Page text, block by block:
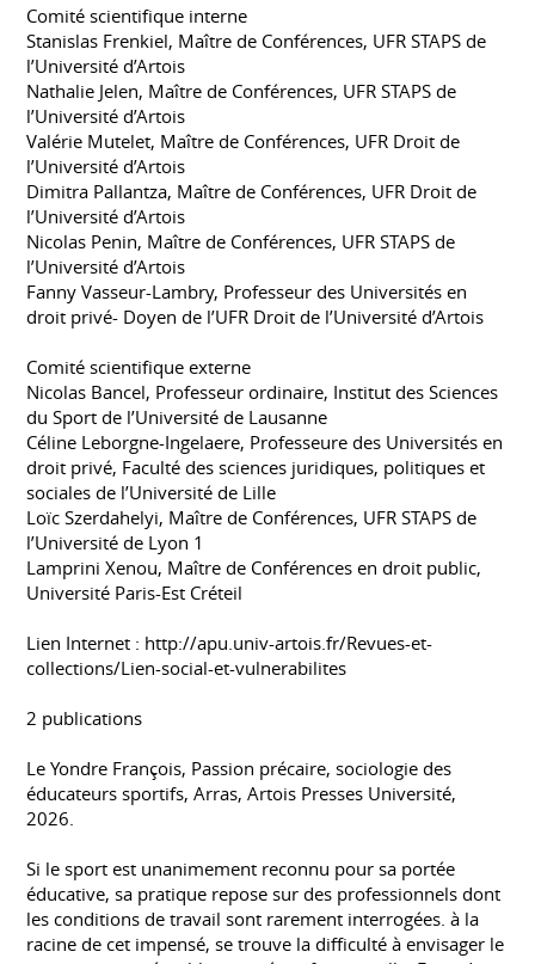
Comité scientifique interne
Stanislas Frenkiel, Maître de Conférences, UFR STAPS de
l’Université d’Artois
Nathalie Jelen, Maître de Conférences, UFR STAPS de
l’Université d’Artois
Valérie Mutelet, Maître de Conférences, UFR Droit de
l’Université d’Artois
Dimitra Pallantza, Maître de Conférences, UFR Droit de
l’Université d’Artois
Nicolas Penin, Maître de Conférences, UFR STAPS de
l’Université d’Artois
Fanny Vasseur-Lambry, Professeur des Universités en
droit privé- Doyen de l’UFR Droit de l’Université d’Artois
Comité scientifique externe
Nicolas Bancel, Professeur ordinaire, Institut des Sciences
du Sport de l’Université de Lausanne
Céline Leborgne-Ingelaere, Professeure des Universités en
droit privé, Faculté des sciences juridiques, politiques et
sociales de l’Université de Lille
Loïc Szerdahelyi, Maître de Conférences, UFR STAPS de
l’Université de Lyon 1
Lamprini Xenou, Maître de Conférences en droit public,
Université Paris-Est Créteil
Lien Internet : http://apu.univ-artois.fr/Revues-et-
collections/Lien-social-et-vulnerabilites
2 publications
Le Yondre François, Passion précaire, sociologie des
éducateurs sportifs, Arras, Artois Presses Université,
2026.
Si le sport est unanimement reconnu pour sa portée
éducative, sa pratique repose sur des professionnels dont
les conditions de travail sont rarement interrogées. à la
racine de cet impensé, se trouve la difficulté à envisager le